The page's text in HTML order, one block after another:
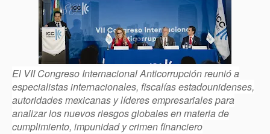
El VII Congreso Internacional Anticorrupción reunió a
especialistas internacionales, fiscalías estadounidenses,
autoridades mexicanas y líderes empresariales para
analizar los nuevos riesgos globales en materia de
cumplimiento, impunidad y crimen financiero